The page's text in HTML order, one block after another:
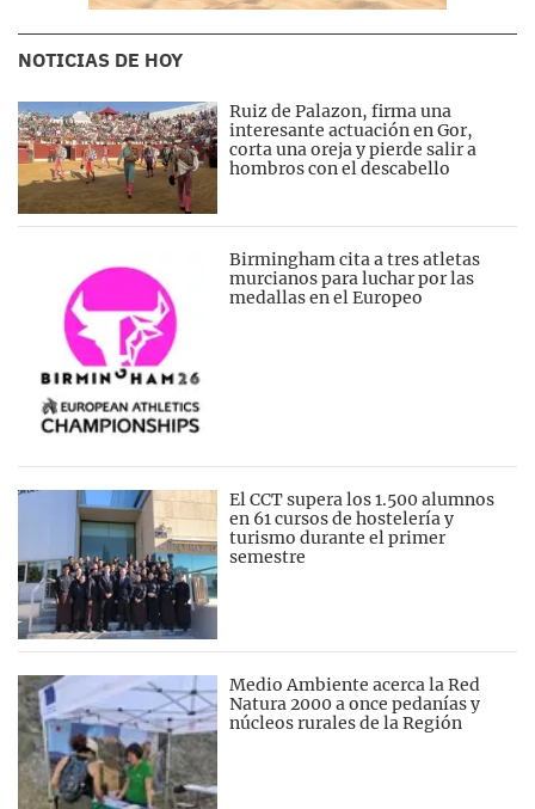
NOTICIAS DE HOY
Ruiz de Palazon, firma una
interesante actuación en Gor,
corta una oreja y pierde salir a
hombros con el descabello
Birmingham cita a tres atletas
murcianos para luchar por las
medallas en el Europeo
El CCT supera los 1.500 alumnos
en 61 cursos de hostelería y
turismo durante el primer
semestre
Medio Ambiente acerca la Red
Natura 2000 a once pedanías y
núcleos rurales de la Región